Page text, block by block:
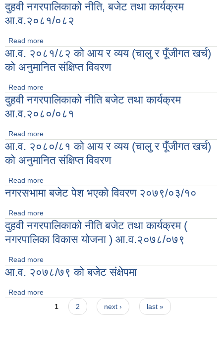
अनुमानित संक्षिप्त विवरण
दुहवी नगरपालिकाको नीति, बजेट तथा कार्यक्रम
आ.व.२०८१/०८२
Read more
आ.व. २०८१/८२ को आय र व्यय (चालु र पूँजीगत खर्च)
को अनुमानित संक्षिप्त विवरण
Read more
अनुमानित संक्षिप्त विवरण
दुहवी नगरपालिकाको नीति बजेट तथा कार्यक्रम
आ.व.२०८०/०८१
Read more
आ.व. २०८०/८१ को आय र व्यय (चालु र पूँजीगत खर्च)
को अनुमानित संक्षिप्त विवरण
Read more
अनुमानित संक्षिप्त विवरण
नगरसभामा बजेट पेश भएको विवरण २०७९/०३/१०
Read more
दुहवी नगरपालिकाको नीति बजेट तथा कार्यक्रम (
नगरपालिका विकास योजना ) आ.व.२०७८/०७९
Read more
विकास योजना ) आ.व.२०७८/०७९
आ.व. २०७८/७९ को बजेट संक्षेपमा
Read more
1 2 next › last »